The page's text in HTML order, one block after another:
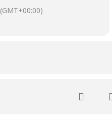
(GMT+00:00)